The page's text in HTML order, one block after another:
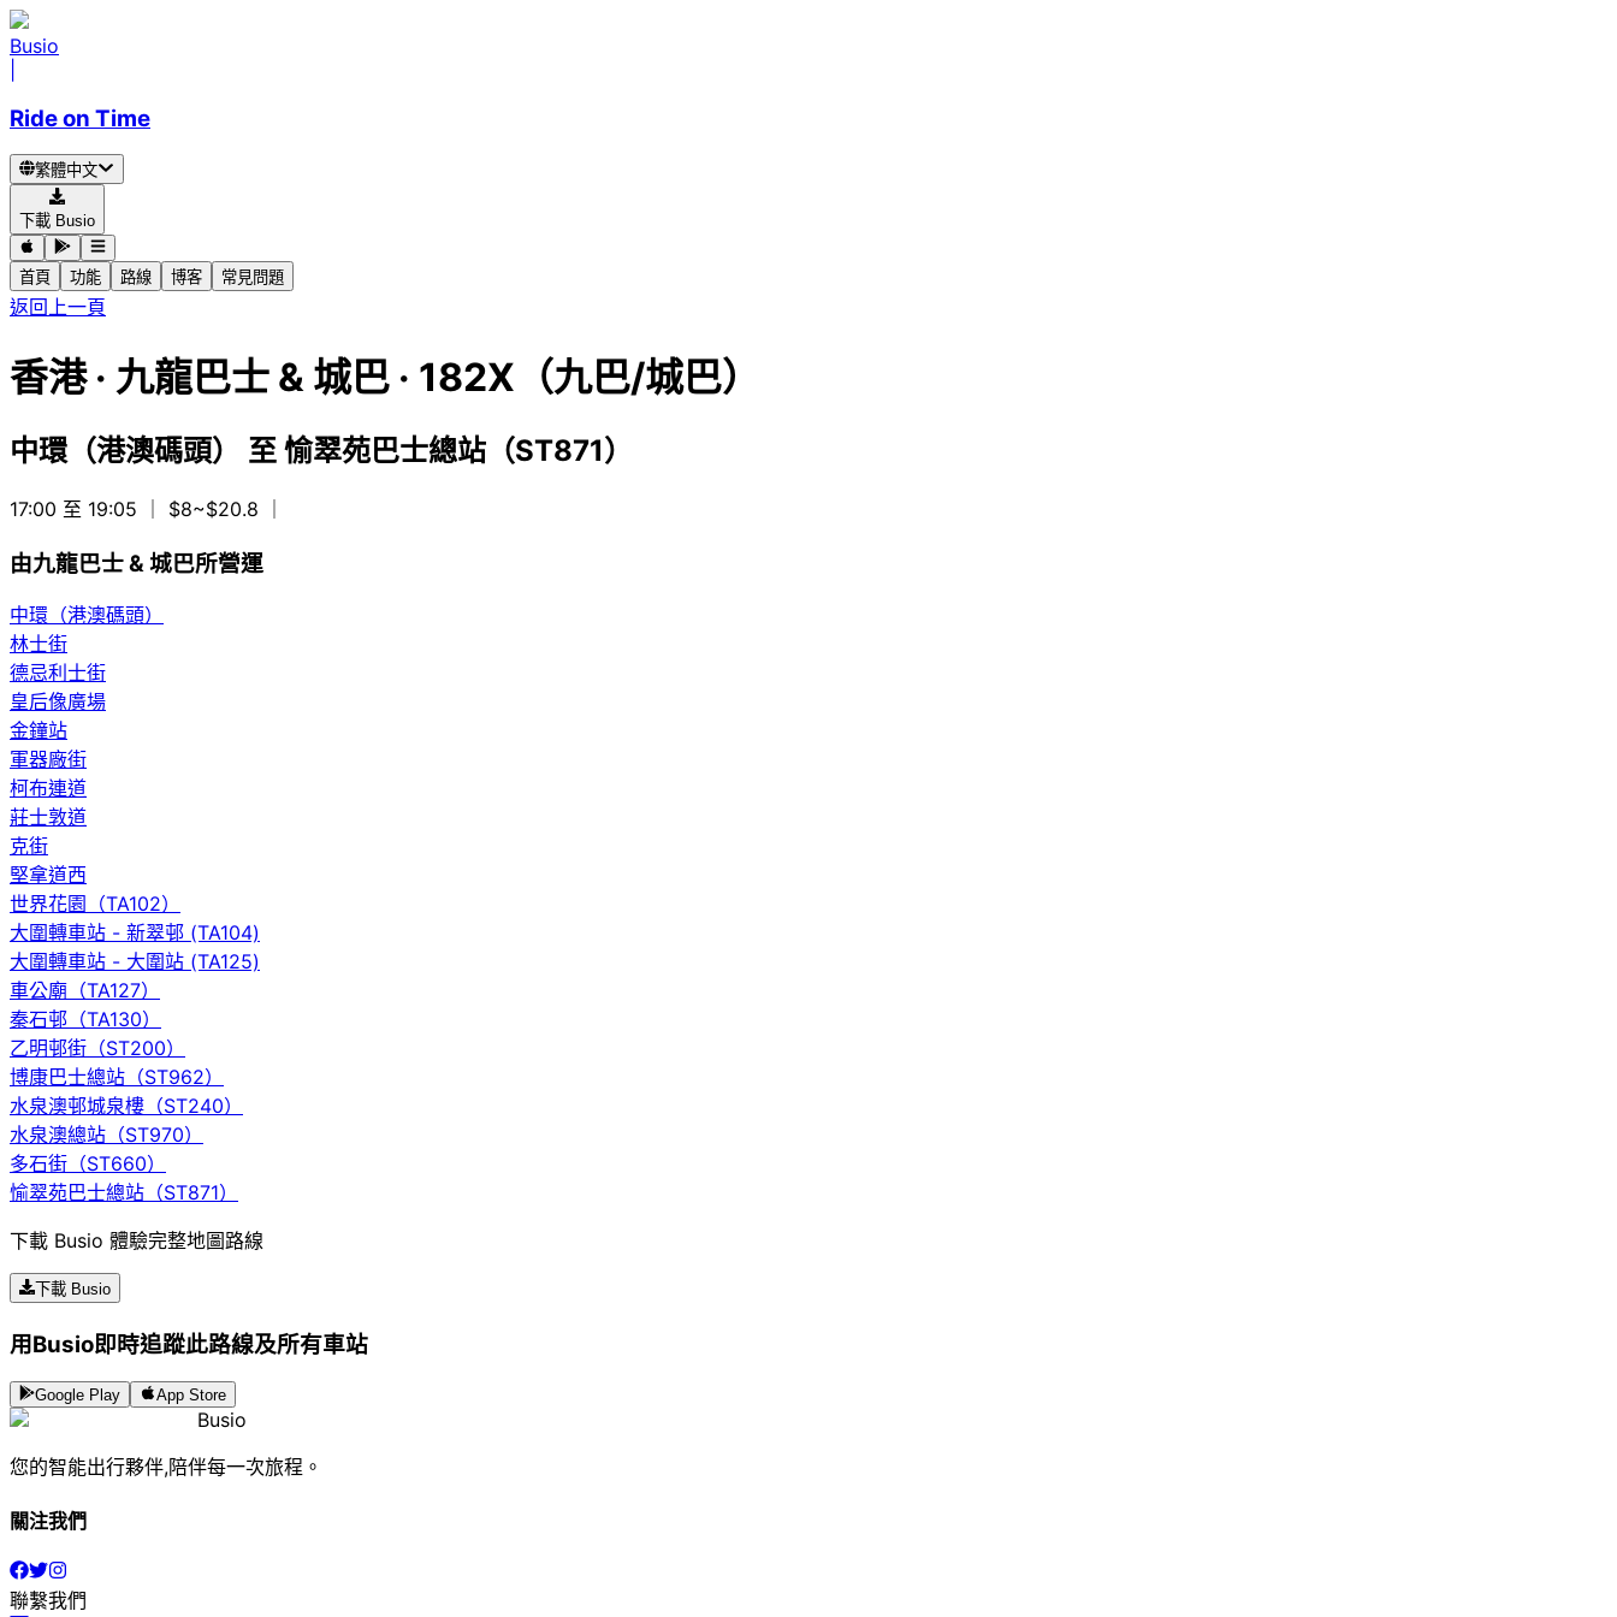
Busio
Ride on Time
繁體中文
下載 Busio
首頁 功能 路線 博客 常見問題
返回上一頁
香港· 九龍巴士 & 城巴 · 182X（九巴/城巴）
中環（港澳碼頭） 至 愉翠苑巴士總站（ST871）
17:00 至 19:05 ｜ $8~$20.8
由九龍巴士 & 城巴所營運
中環（港澳碼頭）
林士街
德忌利士街
皇后像廣場
金鐘站
軍器廠街
柯布連道
莊士敦道
克街
堅拿道西
世界花園（TA102）
大圍轉車站 - 新翠邨 (TA104)
大圍轉車站 - 大圍站 (TA125)
車公廟（TA127）
秦石邨（TA130）
乙明邨街（ST200）
博康巴士總站（ST962）
水泉澳邨城泉樓（ST240）
水泉澳總站（ST970）
多石街（ST660）
愉翠苑巴士總站（ST871）
下載 Busio 體驗完整地圖路線
下載 Busio
用Busio即時追蹤此路線及所有車站
Google Play App Store
Busio
您的智能出行夥伴,陪伴每一次旅程。
關注我們
聯繫我們